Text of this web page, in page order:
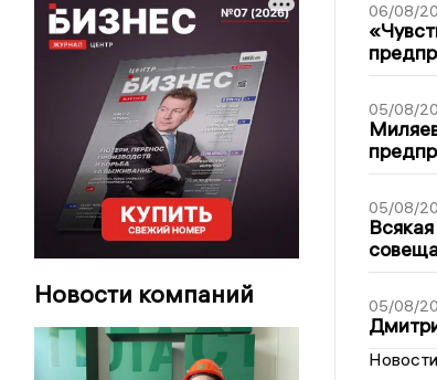
Новости компаний
06/08/
05/08/
05/08/
05/08/